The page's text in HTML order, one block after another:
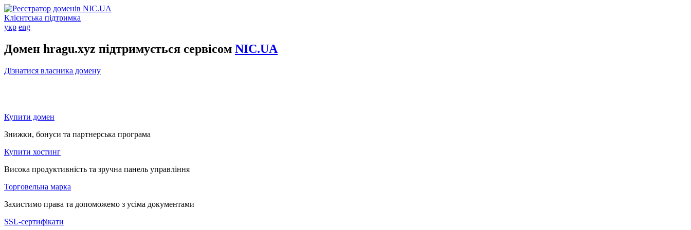
Клієнтська підтримка
укр eng
Домен hragu.xyz підтримується сервісом NIC.UA
Дізнатися власника домену
Купити домен
Знижки, бонуси та партнерська програма
Купити хостинг
Висока продуктивність та зручна панель управління
Торговельна марка
Захистимо права та допоможемо з усіма документами
SSL-сертифікати